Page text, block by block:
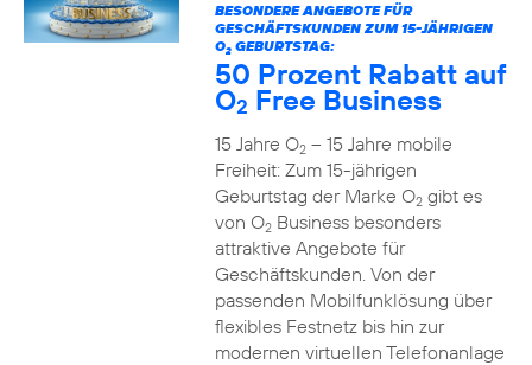
BESONDERE ANGEBOTE FÜR
GESCHÄFTSKUNDEN ZUM 15-JÄHRIGEN
O2GEBURTSTAG:
50 Prozent Rabatt auf
O2 Free Business
15 Jahre O2– 15 Jahre mobile
Freiheit: Zum 15-jährigen
Geburtstag der Marke O2gibt es
von O2Business besonders
attraktive Angebote für
Geschäftskunden. Von der
passenden Mobilfunklösung über
flexibles Festnetz bis hin zur
modernen virtuellen Telefonanlage